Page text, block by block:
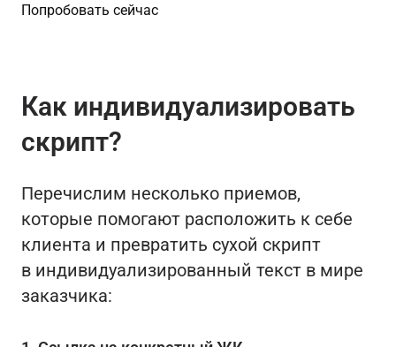
Попробовать сейчас
Как индивидуализировать
скрипт?
Перечислим несколько приемов,
которые помогают расположить к себе
клиента и превратить сухой скрипт
в индивидуализированный текст в мире
заказчика: